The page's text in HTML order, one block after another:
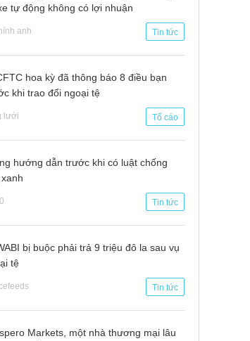
tự động không có lợi nhuận
anh Tin tức
hoa kỳ đã thông báo 8 điều bạn
khi trao đổi ngoại tệ
lưới Tố cáo
hướng dẫn trước khi có luật chống
Tin tức
bị buộc phải trả 9 triệu đô la sau vụ
tệ
Tin tức
Markets, một nhà thương mại lâu